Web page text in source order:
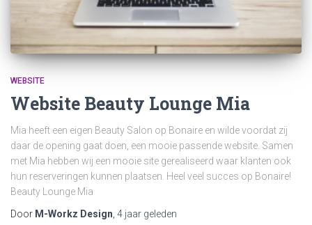
WEBSITE
Website Beauty Lounge Mia
Mia heeft een eigen Beauty Salon op Bonaire en wilde voordat zij
daar de opening gaat doen, een mooie passende website. Samen
met Mia hebben wij een mooie site gerealiseerd waar klanten ook
hun reserveringen kunnen plaatsen. Heel veel succes op Bonaire!
Beauty Lounge Mia
Door M-Workz Design 4 jaar geleden